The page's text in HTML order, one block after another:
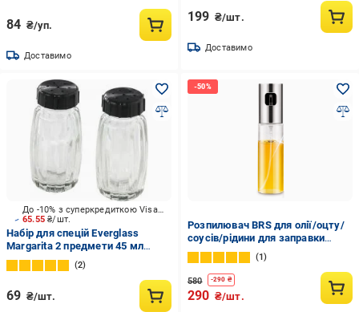
84 ₴/уп.
Доставимо
199 ₴/шт.
Доставимо
65.55₴/шт.
До -10% з суперкредиткою Visa Вигода
Набір для спецій Everglass
Margarita 2 предмети 45 мл
10845 НЧ
2
69 ₴/шт.
Розпилювач BRS для олії/оцту/
соусів/рідини для заправки
салатів 100 мл (565172807)
1
580 -290 ₴
290 ₴/шт.